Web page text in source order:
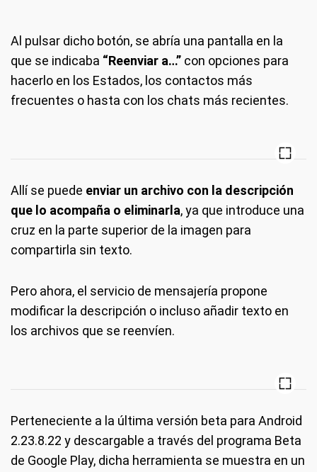
Al pulsar dicho botón, se abría una pantalla en la
que se indicaba “Reenviar a…” con opciones para
hacerlo en los Estados, los contactos más
frecuentes o hasta con los chats más recientes.
Allí se puede enviar un archivo con la descripción
que lo acompaña o eliminarla, ya que introduce una
cruz en la parte superior de la imagen para
compartirla sin texto.
Pero ahora, el servicio de mensajería propone
modificar la descripción o incluso añadir texto en
los archivos que se reenvíen.
Perteneciente a la última versión beta para Android
2.23.8.22 y descargable a través del programa Beta
de Google Play, dicha herramienta se muestra en un